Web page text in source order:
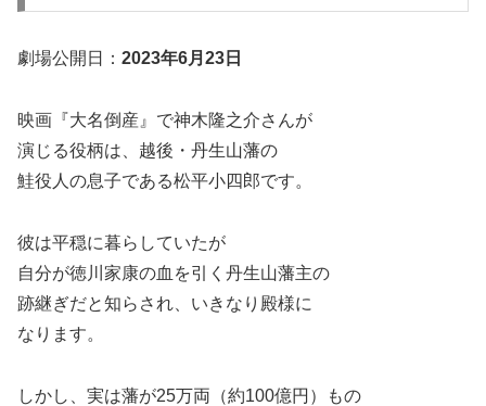
劇場公開日： 2023年6月23日
映画『大名倒産』で神木隆之介さんが
演じる役柄は、 越後・丹生山藩の
鮭役人の息子である松平小四郎です。
彼は平穏に暮らしていたが
自分が徳川家康の血を引く丹生山藩主の
跡継ぎだと知らされ、いきなり殿様に
なります。
しかし、実は藩が25万両（約100億円）もの